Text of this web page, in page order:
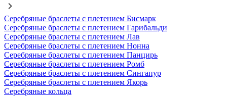
Серебряные браслеты с плетением Бисмарк
Серебряные браслеты с плетением Гарибальди
Серебряные браслеты с плетением Лав
Серебряные браслеты с плетением Нонна
Серебряные браслеты с плетением Панцирь
Серебряные браслеты с плетением Ромб
Серебряные браслеты с плетением Сингапур
Серебряные браслеты с плетением Якорь
Серебряные кольца